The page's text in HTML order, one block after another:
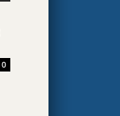
0